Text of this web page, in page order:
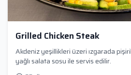
Grilled Chicken Steak
Akdeniz yeşillikleri üzeri ızgarada
yağlı salata sosu ile servis edilir.